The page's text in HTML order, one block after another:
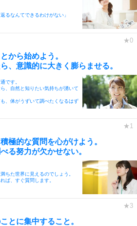
るなんてできるわけがない」
から始めよう。
、意識的に大きく膨らませる。
です。
、自然と知りたい気持ちが湧いて
、体がうずいて調べたくなるはず
極的な質問を心がけよう。
る努力が欠かせない。
ちた世界に見えるのでしょう。
ば、すぐ質問します。
とに集中すること。